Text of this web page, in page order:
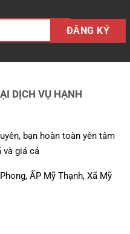
DỊCH VỤ HẠNH
bạn hoàn toàn yên tâm
và giá cả
ẤP Mỹ Thạnh, Xã Mỹ